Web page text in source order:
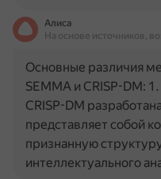
Алиса
На основе источников,
Основные различия
SEMMA и CRISP-DM:
CRISP-DM
представляет собой
признанную
интеллектуального